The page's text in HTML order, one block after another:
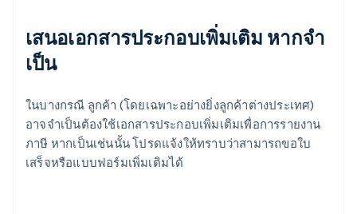
เสนอเอกสารประกอบเพิ่มเติม หากจํา
เป็น
ในบางกรณี ลูกค้า (โดยเฉพาะอย่างยิ่งลูกค้าต่างประเทศ)
อาจจําเป็นต้องใช้เอกสารประกอบเพิ่มเติมเพื่อการรายงาน
ภาษี หากเป็นเช่นนั้น โปรดแจ้งให้ทราบว่าสามารถขอใบ
เสร็จหรือแบบฟอร์มเพิ่มเติมได้